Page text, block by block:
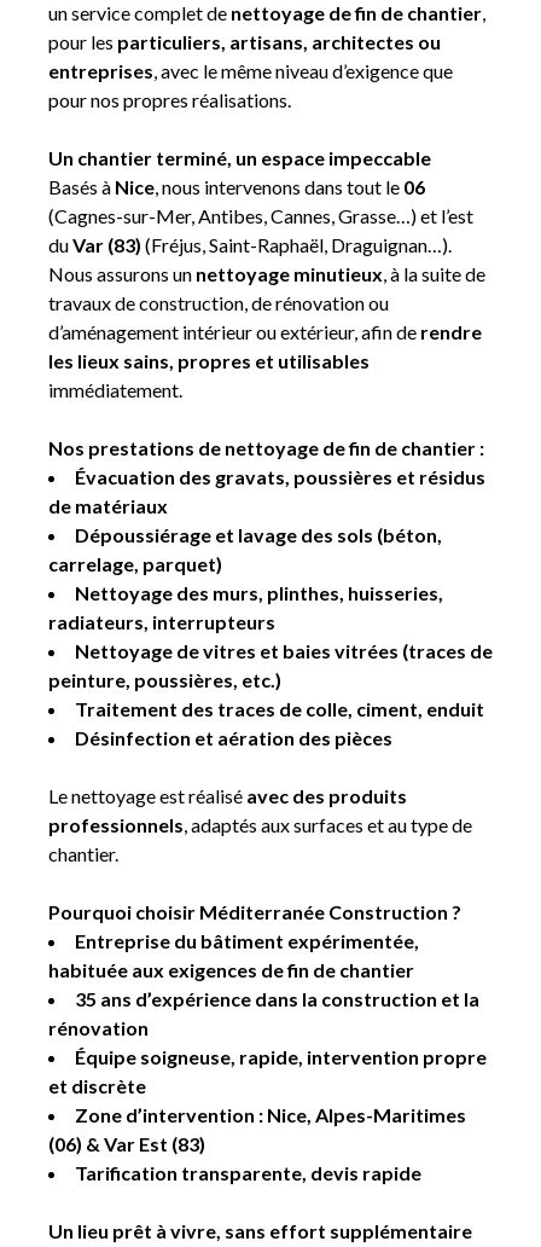
un service complet de nettoyage de fin de chantier,
pour les particuliers, artisans, architectes ou
entreprises, avec le même niveau d’exigence que
pour nos propres réalisations.
Un chantier terminé, un espace impeccable
Basés à Nice, nous intervenons dans tout le 06
(Cagnes-sur-Mer, Antibes, Cannes, Grasse…) et l’est
duVar (83) (Fréjus, Saint-Raphaël, Draguignan…).
Nous assurons un nettoyage minutieux, à la suite de
travaux de construction, de rénovation ou
d’aménagement intérieur ou extérieur, afin de rendre
les lieux sains, propres et utilisables
immédiatement.
Nos prestations de nettoyage de fin de chantier :
Évacuation des gravats, poussières et résidus
de matériaux
Dépoussiérage et lavage des sols (béton,
carrelage, parquet)
Nettoyage des murs, plinthes, huisseries,
radiateurs, interrupteurs
Nettoyage de vitres et baies vitrées (traces de
peinture, poussières, etc.)
Traitement des traces de colle, ciment, enduit
Désinfection et aération des pièces
Le nettoyage est réalisé avec des produits
professionnels, adaptés aux surfaces et au type de
chantier.
Pourquoi choisir Méditerranée Construction ?
Entreprise du bâtiment expérimentée,
habituée aux exigences de fin de chantier
35 ans d’expérience dans la construction et la
rénovation
Équipe soigneuse, rapide, intervention propre
et discrète
Zone d’intervention : Nice, Alpes-Maritimes
(06) & Var Est (83)
Tarification transparente, devis rapide
Un lieu prêt à vivre, sans effort supplémentaire